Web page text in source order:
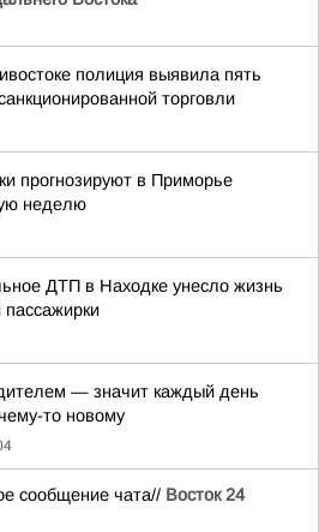
полиция выявила пять
торговли
прогнозируют в Приморье
неделю
ДТП в Находке унесло жизнь
— значит каждый день
то новому
сообщение чата// Восток 24